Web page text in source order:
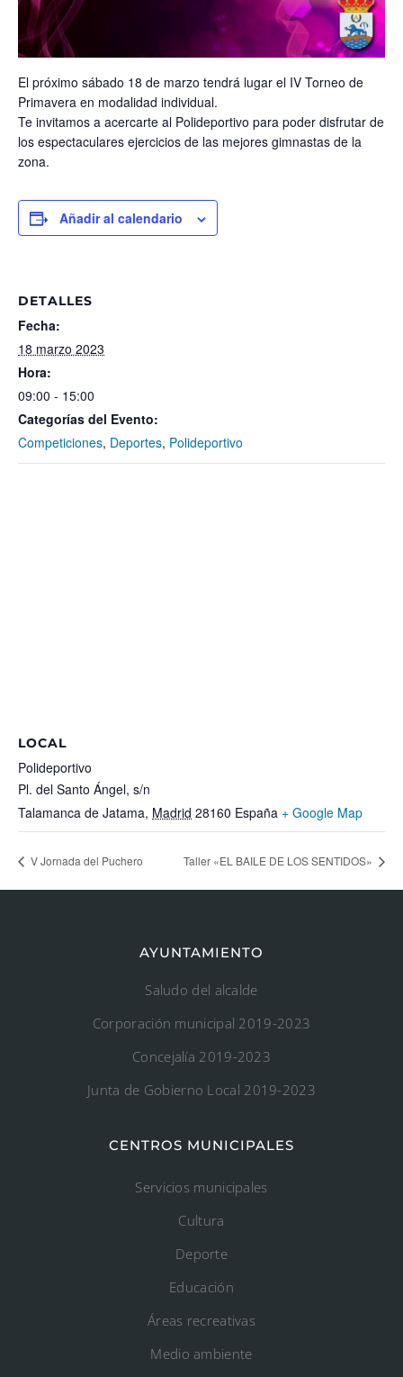
El próximo sábado 18 de marzo tendrá lugar el IV Torneo de
Primavera en modalidad individual.
Te invitamos a acercarte al Polideportivo para poder disfrutar de
los espectaculares ejercicios de las mejores gimnastas de la
zona.
Añadir al calendario
DETALLES
Fecha:
18 marzo 2023
Hora:
09:00 - 15:00
Categorías del Evento:
Competiciones, Deportes, Polideportivo
LOCAL
Polideportivo
Pl. del Santo Ángel, s/n
Talamanca de Jatama, Madrid 28160 España + Google Map
V Jornada del Puchero Taller «EL BAILE DE LOS SENTIDOS»
AYUNTAMIENTO
Saludo del alcalde
Corporación municipal 2019-2023
Concejalía 2019-2023
Junta de Gobierno Local 2019-2023
CENTROS MUNICIPALES
Servicios municipales
Cultura
Deporte
Educación
Áreas recreativas
Medio ambiente